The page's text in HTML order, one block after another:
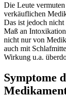
Die Leute
verkäuflichen
Das ist jedoch
Maß an
nicht nur von
auch mit
Wirkung u.a.
Symptome